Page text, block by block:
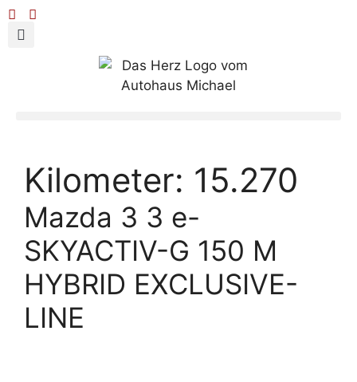
Kilometer: 15.270
Mazda 3 3 e-
SKYACTIV-G 150 M
HYBRID EXCLUSIVE-
LINE